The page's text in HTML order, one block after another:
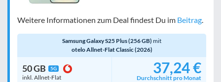
Weitere Informationen zum Deal findest Du im Beitrag
Samsung Galaxy S25 Plus (256 GB) mit
otelo Allnet-Flat Classic (2026)
50 GB 5G
inkl. Allnet-Flat
37,24 €
Durchschnitt pro Monat